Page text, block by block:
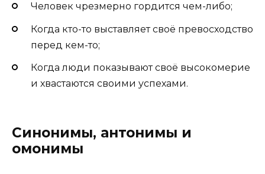
Человек чрезмерно гордится чем-либо;
Когда кто-то выставляет своё превосходство
перед кем-то;
Когда люди показывают своё высокомерие
и хвастаются своими успехами.
Синонимы, антонимы и
омонимы